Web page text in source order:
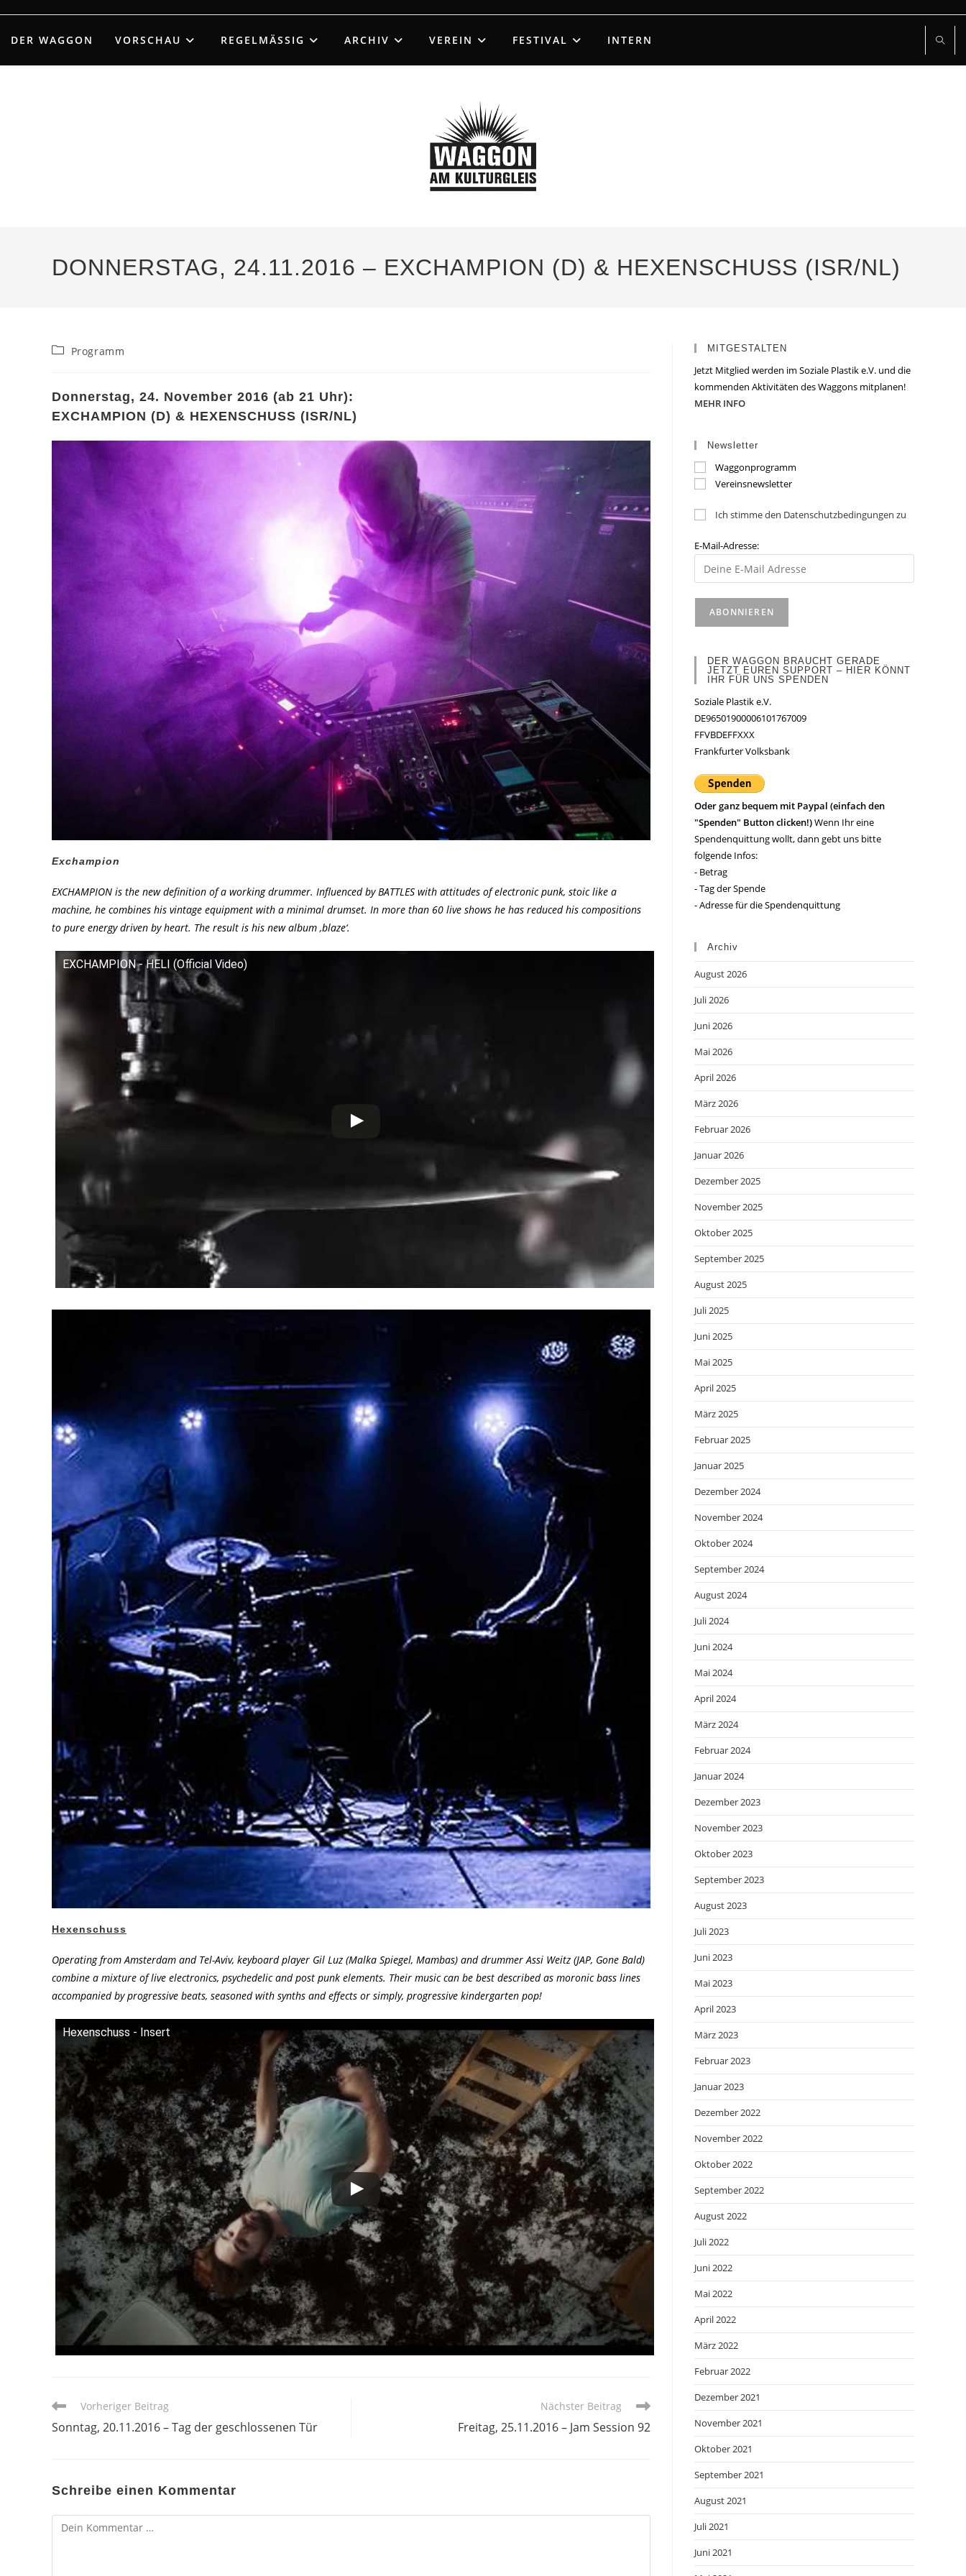
springen
DER WAGGON VORSCHAU REGELMÄSSIG ARCHIV VEREIN FESTIVAL INTERN
DONNERSTAG, 24.11.2016 – EXCHAMPION (D) & HEXENSCHUSS (ISR/NL)
Beitrags-
Programm
Donnerstag, 24. November 2016 (ab 21 Uhr):
EXCHAMPION (D) & HEXENSCHUSS (ISR/NL)
Exchampion
EXCHAMPION is the new definition of a working drummer. Influenced by BATTLES with attitudes of electronic punk, stoic like a
machine, he combines his vintage equipment with a minimal drumset. In more than 60 live shows he has reduced his compositions
to pure energy driven by heart. The result is his new album ‚blaze‘.
EXCHAMPION - HELI (Official Video)
Hexenschuss
Operating from Amsterdam and Tel-Aviv, keyboard player Gil Luz (Malka Spiegel, Mambas) and drummer Assi Weitz (JAP, Gone Bald)
combine a mixture of live electronics, psychedelic and post punk elements. Their music can be best described as moronic bass lines
accompanied by progressive beats, seasoned with synths and effects or simply, progressive kindergarten pop!
Hexenschuss - Insert
Weitere
ansehen
Vorheriger Beitrag
Sonntag, 20.11.2016 – Tag der geschlossenen Tür
Nächster Beitrag
Freitag, 25.11.2016 – Jam Session 92
Schreibe einen Kommentar
Kommentar
MITGESTALTEN
Jetzt Mitglied werden im Soziale Plastik e.V. und die
kommenden Aktivitäten des Waggons mitplanen!
MEHR INFO
Newsletter
Waggonprogramm
Vereinsnewsletter
Ich stimme den Datenschutzbedingungen zu
E-Mail-Adresse:
DER WAGGON BRAUCHT GERADE
JETZT EUREN SUPPORT – HIER KÖNNT
IHR FÜR UNS SPENDEN
Soziale Plastik e.V.
DE96501900006101767009
FFVBDEFFXXX
Frankfurter Volksbank
Oder ganz bequem mit Paypal (einfach den
"Spenden" Button clicken!)Wenn Ihr eine
Spendenquittung wollt, dann gebt uns bitte
folgende Infos:
- Betrag
- Tag der Spende
- Adresse für die Spendenquittung
Archiv
August 2026
Juli 2026
Juni 2026
Mai 2026
April 2026
März 2026
Februar 2026
Januar 2026
Dezember 2025
November 2025
Oktober 2025
September 2025
August 2025
Juli 2025
Juni 2025
Mai 2025
April 2025
März 2025
Februar 2025
Januar 2025
Dezember 2024
November 2024
Oktober 2024
September 2024
August 2024
Juli 2024
Juni 2024
Mai 2024
April 2024
März 2024
Februar 2024
Januar 2024
Dezember 2023
November 2023
Oktober 2023
September 2023
August 2023
Juli 2023
Juni 2023
Mai 2023
April 2023
März 2023
Februar 2023
Januar 2023
Dezember 2022
November 2022
Oktober 2022
September 2022
August 2022
Juli 2022
Juni 2022
Mai 2022
April 2022
März 2022
Februar 2022
Dezember 2021
November 2021
Oktober 2021
September 2021
August 2021
Juli 2021
Juni 2021